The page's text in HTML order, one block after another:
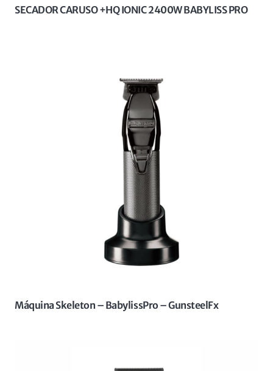
SECADOR CARUSO +HQ IONIC 2400W BABYLISS PRO
Máquina Skeleton – BabylissPro – GunsteelFx